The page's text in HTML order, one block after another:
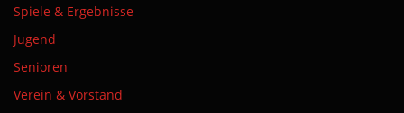
Spiele & Ergebnisse
Jugend
Senioren
Verein & Vorstand